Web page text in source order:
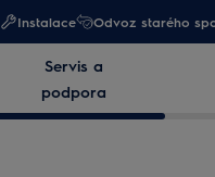
Instalace Odvoz starého
Servis a
podpora